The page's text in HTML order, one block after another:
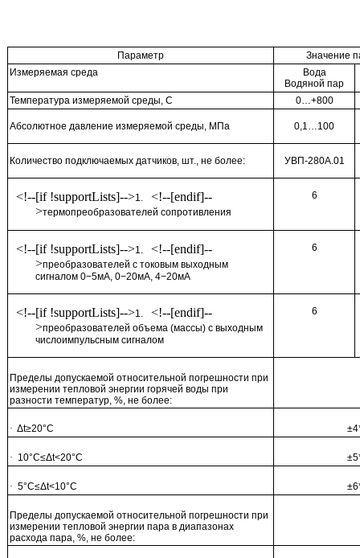
Параметр
Значение
Измеряемая среда
Вода
Водяной пар
Температура измеряемой среды, С
0…+800
Абсолютное давление измеряемой среды, МПа 0,1…100
Количество подключаемых датчиков, шт., не более: УВП-280А.01
<!--[if !supportLists]-->1.
<!--[endif]--
>термопреобразователей сопротивления
6
<!--[if !supportLists]-->1.
<!--[endif]--
>преобразователей с токовым выходным
сигналом 0−5мА, 0−20мА, 4−20мА
6
<!--[if !supportLists]-->1.
<!--[endif]--
>преобразователей объема (массы) с выходным
числоимпульсным сигналом
6
Пределы допускаемой относительной погрешности при
измерении тепловой энергии горячей воды при
разности температур, %, не более:
· Δt≥20°С
· 10°С≤Δt<20°С
· 5°С≤Δt<10°С
Пределы допускаемой относительной погрешности при
измерении тепловой энергии пара в диапазонах
расхода пара, %, не более: